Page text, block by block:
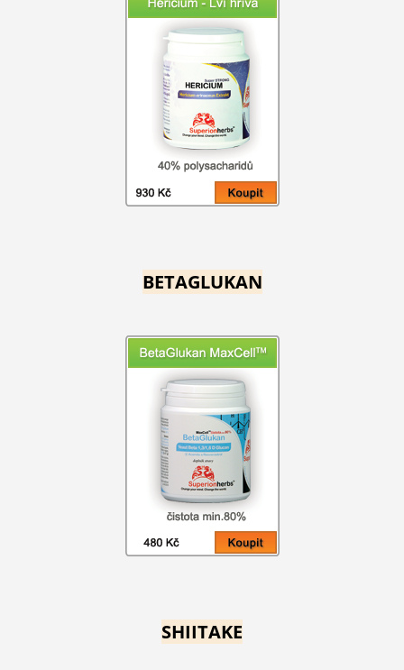
BETAGLUKAN
SHIITAKE